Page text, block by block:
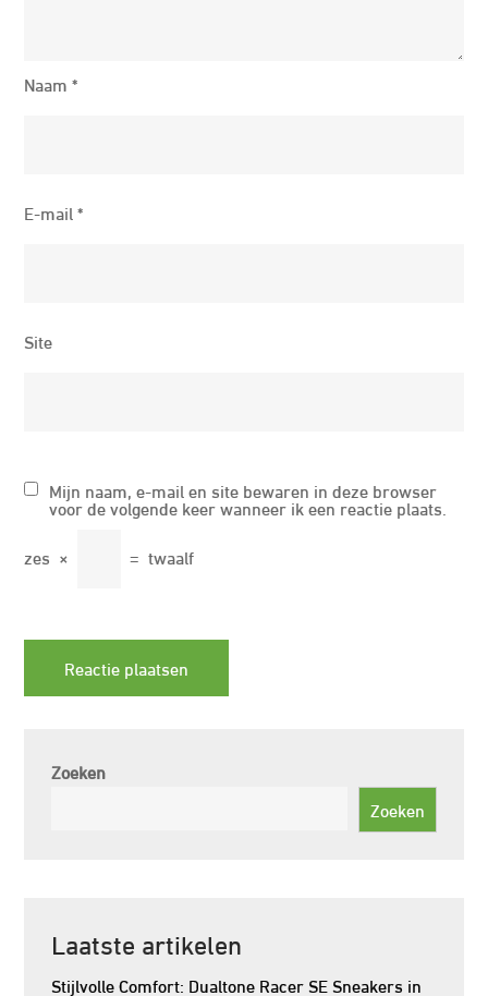
Naam*
E-mail*
Site
Mijn naam, e-mail en site bewaren in deze browser
voor de volgende keer wanneer ik een reactie plaats.
zes × = twaalf
Zoeken
Zoeken
Laatste artikelen
Stijlvolle Comfort: Dualtone Racer SE Sneakers in